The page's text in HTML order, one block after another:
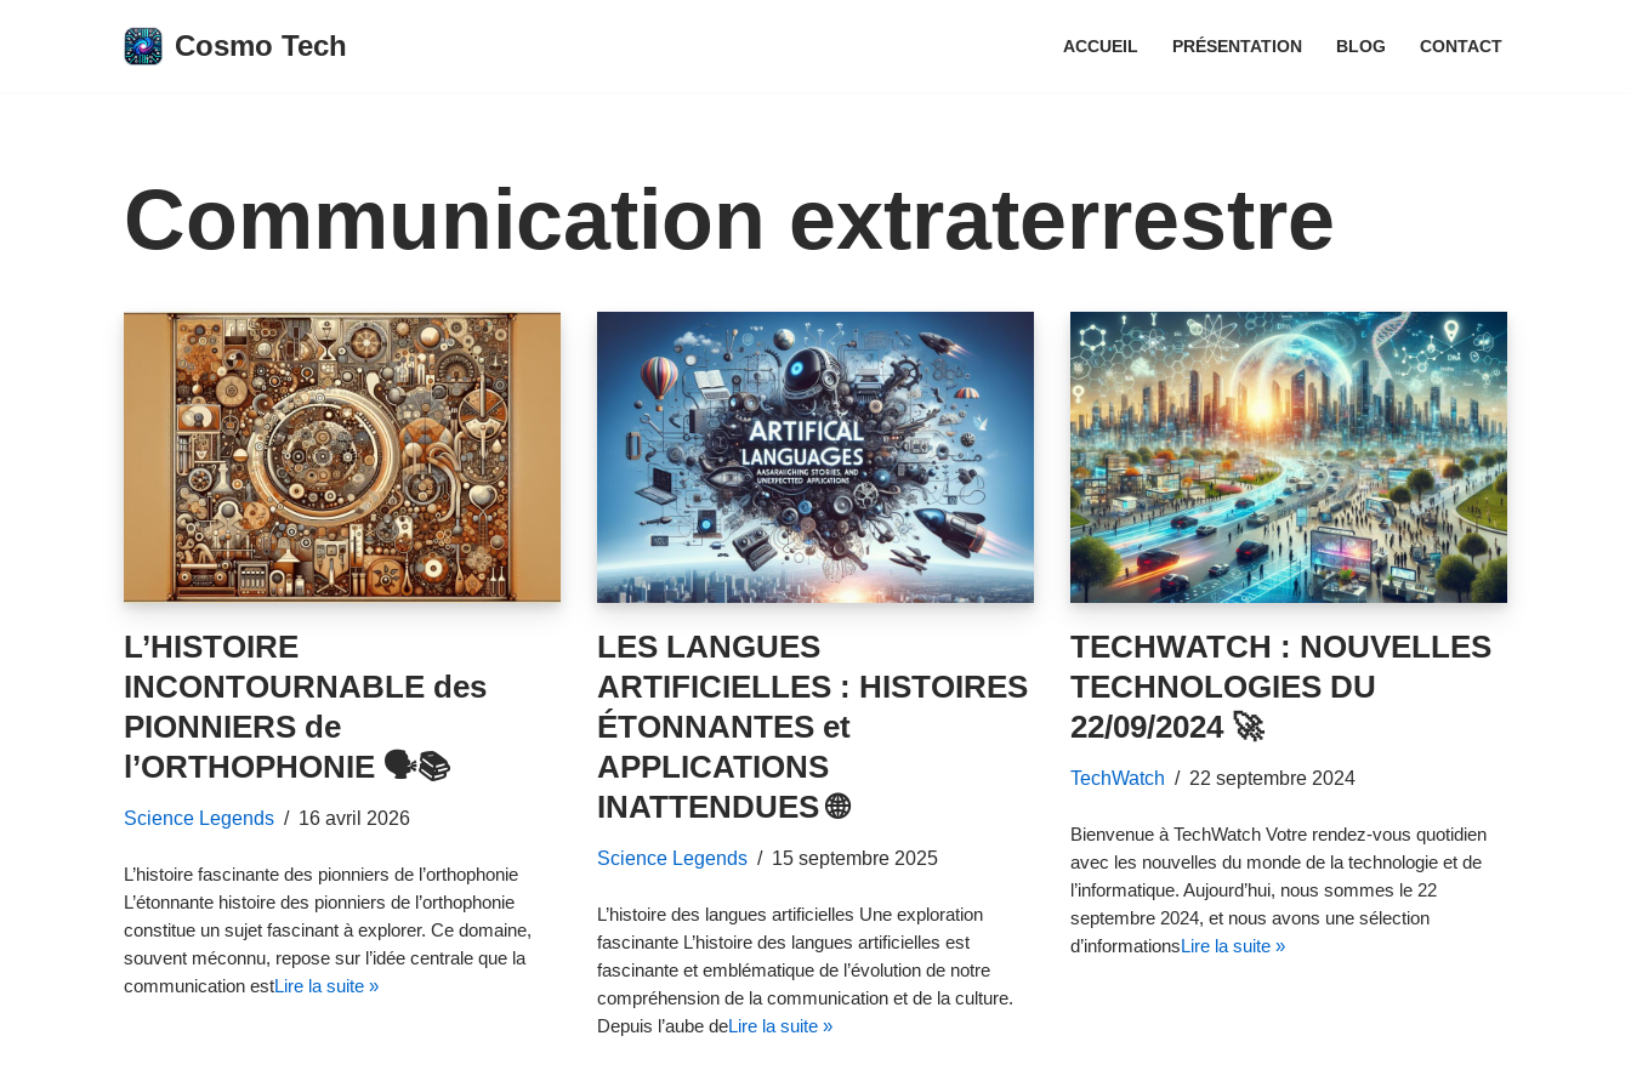
Cosmo Tech ACCUEIL PRÉSENTATION BLOG CONTACT
Communication extraterrestre
L’HISTOIRE
INCONTOURNABLE des
PIONNIERS de
l’ORTHOPHONIE 🗣️📚
Science Legends 16 avril 2026
L’histoire fascinante des pionniers de l’orthophonie
L’étonnante histoire des pionniers de l’orthophonie
constitue un sujet fascinant à explorer. Ce domaine,
souvent méconnu, repose sur l’idée centrale que la
communication estLire la suite »
LES LANGUES
ARTIFICIELLES : HISTOIRES
ÉTONNANTES et
APPLICATIONS
INATTENDUES 🌐
Science Legends 15 septembre 2025
L’histoire des langues artificielles Une exploration
fascinante L’histoire des langues artificielles est
fascinante et emblématique de l’évolution de notre
compréhension de la communication et de la culture.
Depuis l’aube deLire la suite »
TECHWATCH : NOUVELLES
TECHNOLOGIES DU
22/09/2024 🚀
TechWatch 22 septembre 2024
Bienvenue à TechWatch Votre rendez-vous quotidien
avec les nouvelles du monde de la technologie et de
l’informatique. Aujourd’hui, nous sommes le 22
septembre 2024, et nous avons une sélection
d’informationsLire la suite »